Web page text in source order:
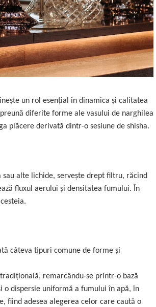
un rol esențial în dinamica și calitatea
diferite forme ale vasului de narghilea
plăcere derivată dintr-o sesiune de shisha.
alte lichide, servește drept filtru, răcind
fluxul aerului și densitatea fumului. În
câteva tipuri comune de forme și
remarcându-se printr-o bază
o dispersie uniformă a fumului în apă, în
fiind adesea alegerea celor care caută o